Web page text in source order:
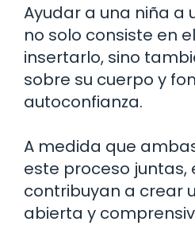
Ayudar a una niña a
no solo consiste en
insertarlo, sino
sobre su cuerpo y
autoconfianza.
A medida que
este proceso juntas,
contribuyan a crear
abierta y